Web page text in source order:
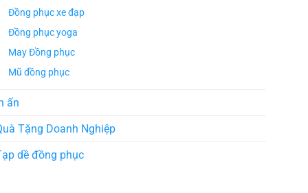
Áo Teambuilding Công Ty
Thủy Sản Biển Xanh
Đồng phục xe đạp
Đồng phục yoga
May Đồng phục
Mũ đồng phục
ấn
Tặng Doanh Nghiệp
dề đồng phục